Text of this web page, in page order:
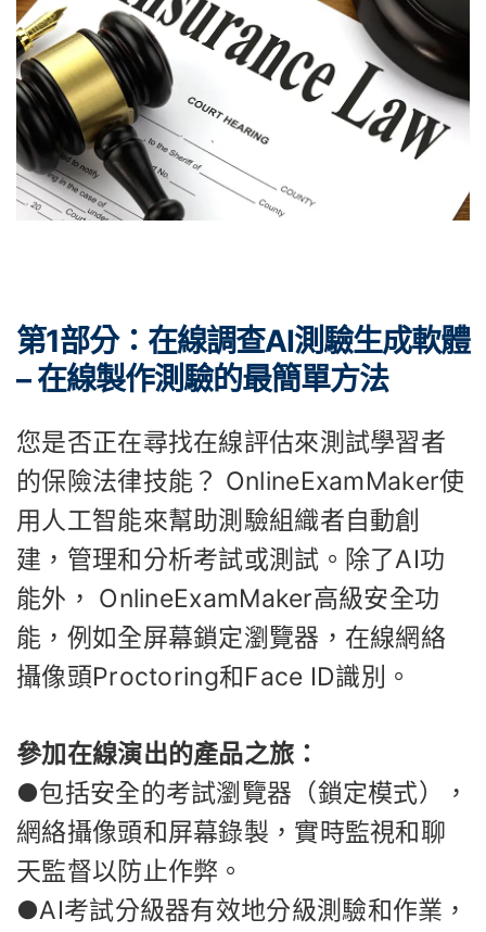
第1部分：在線調查AI測驗生成軟體
– 在線製作測驗的最簡單方法
您是否正在尋找在線評估來測試學習者
的保險法律技能？ OnlineExamMaker使
用人工智能來幫助測驗組織者自動創
建，管理和分析考試或測試。除了AI功
能外， OnlineExamMaker高級安全功
能，例如全屏幕鎖定瀏覽器，在線網絡
攝像頭Proctoring和Face ID識別。
參加在線演出的產品之旅：
●包括安全的考試瀏覽器（鎖定模式），
網絡攝像頭和屏幕錄製，實時監視和聊
天監督以防止作弊。
●AI考試分級器有效地分級測驗和作業，